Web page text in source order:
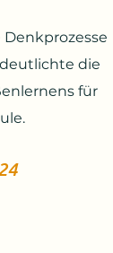
die
für